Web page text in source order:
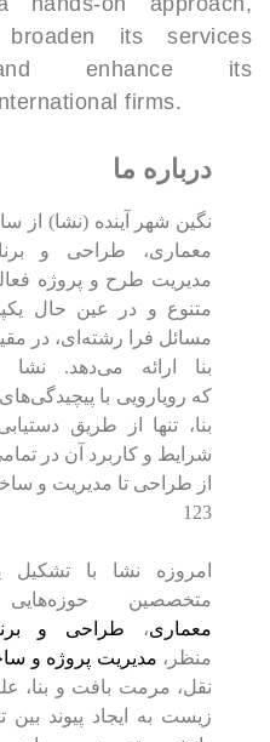
its services
and enhance its
firms.
درباره ما
معماری، طراحی و
مدیریت طرح و پروژه
متنوع و در عین حال
مسائل فرا رشته‌ای، در
بنا ارائه می‌دهد.
که رویارویی با
بنا، تنها از طریق
شرایط و کاربرد آن در
از طراحی تا مدیریت و
123
امروزه نشا با تشکیل
متخصصین
معماری، طراحی و
منظر، مدیریت پروژه و
نقل، مرمت بافت و بنا،
زیست به ایجاد پیوند